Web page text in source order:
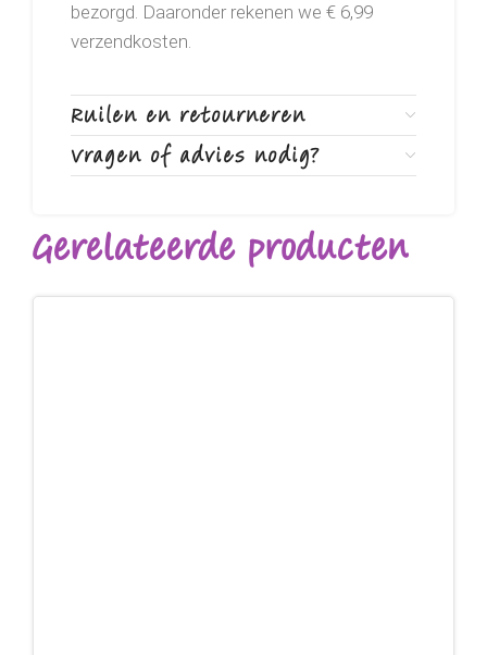
bezorgd. Daaronder rekenen we € 6,99
verzendkosten.
Ruilen en retourneren
Vragen of advies nodig?
Gerelateerde producten